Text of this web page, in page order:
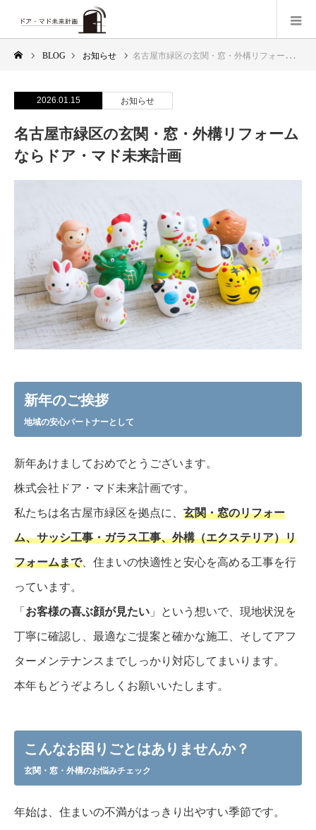
BLOG お知らせ 名古屋市緑区の玄関・窓・外構リフォームならドア・マド未来計画
2026.01.15 お知らせ
名古屋市緑区の玄関・窓・外構リフォーム
ならドア・マド未来計画
新年のご挨拶
地域の安心パートナーとして
新年あけましておめでとうございます。
株式会社ドア・マド未来計画です。
私たちは名古屋市緑区を拠点に、 玄関・窓のリフォー
ム、サッシ工事・ガラス工事、外構（エクステリア）リ
フォームまで、住まいの快適性と安心を高める工事を行
っています。
「 お客様の喜ぶ顔が見たい 」という想いで、現地状況を
丁寧に確認し、最適なご提案と確かな施工、そしてアフ
ターメンテナンスまでしっかり対応してまいります。
本年もどうぞよろしくお願いいたします。
こんなお困りごとはありませんか？
玄関・窓・外構のお悩みチェック
年始は、住まいの不満がはっきり出やすい季節です。